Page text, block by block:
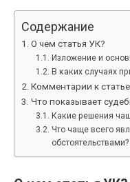
Содержание
О чем статья УК?
Изложение и
В каких случаях
Комментарии к
Что показывает
Какие решения
Что чаще всего
обстоятельствами?